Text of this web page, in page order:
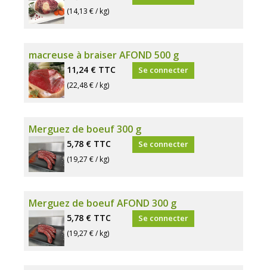
(14,13 € / kg)
macreuse à braiser AFOND 500 g
11,24 € TTC
(22,48 € / kg)
Se connecter
Merguez de boeuf 300 g
5,78 € TTC
(19,27 € / kg)
Se connecter
Merguez de boeuf AFOND 300 g
5,78 € TTC
(19,27 € / kg)
Se connecter